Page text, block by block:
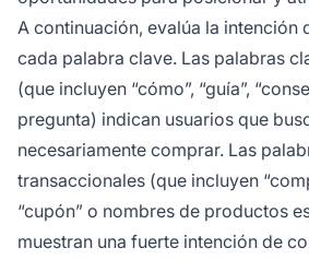
A continuación, evalúa la intención
cada palabra clave. Las palabras
(que incluyen “cómo”, “guía”,
pregunta) indican usuarios que
necesariamente comprar. Las
transaccionales (que incluyen
“cupón” o nombres de productos
muestran una fuerte intención de